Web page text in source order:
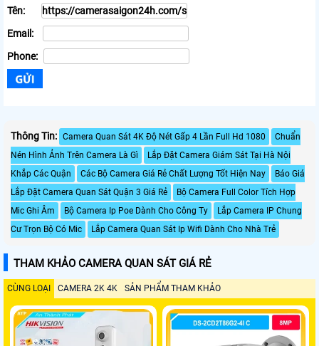
Tên:
Email:
Phone:
Thông Tin: Camera Quan Sát 4K Độ Nét Gấp 4 Lần Full Hd 1080
Chuẩn
Nén Hình Ảnh Trên Camera Là Gì
Lắp Đặt Camera Giám Sát Tại Hà Nội
Khắp Các Quận
Các Bộ Camera Giá Rẻ Chất Lượng Tốt Hiện Nay
Báo Giá
Lắp Đặt Camera Quan Sát Quận 3 Giá Rẻ
Bộ Camera Full Color Tích Hợp
Mic Ghi Âm
Bộ Camera Ip Poe Dành Cho Công Ty
Lắp Camera IP Chung
Cư Trọn Bộ Có Mic
Lắp Camera Quan Sát Ip Wifi Dành Cho Nhà Trẻ
THAM KHẢO CAMERA QUAN SÁT GIÁ RẺ
CÙNG LOẠI CAMERA 2K 4K SẢN PHẨM THAM KHẢO